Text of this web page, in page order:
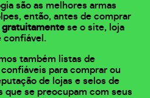
são as melhores armas
então, antes de comprar
se o site, loja
confiável.
também listas de
para comprar ou
de lojas e selos de
que se preocupam com seus